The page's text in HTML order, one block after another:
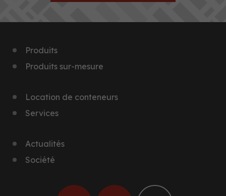
Produits
Produits sur-mesure
Location de conteneurs
Services
Actualités
Société